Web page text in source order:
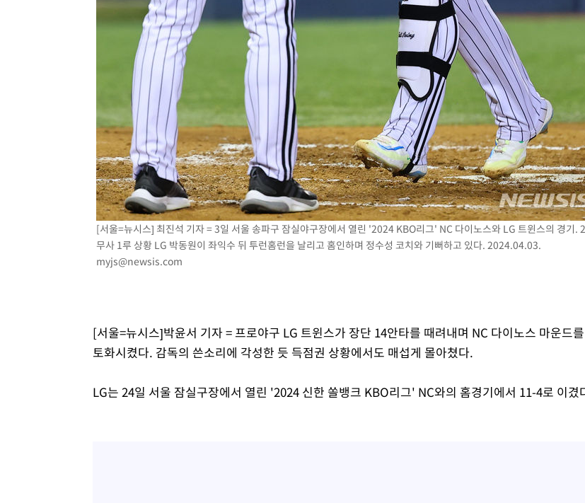
[서울=뉴시스] 최진석 기자 = 3일 서울 송파구 잠실야구장에서 열린 '2024 KBO리그' NC 다이노스와 LG 트윈스의 경기.
무사 1루 상황 LG 박동원이 좌익수 뒤 투런홈런을 날리고 홈인하며 정수성 코치와 기뻐하고 있다. 2024.04.03.
myjs@newsis.com
[서울=뉴시스]박윤서 기자 = 프로야구 LG 트윈스가 장단 14안타를 때려내며 NC 다이노스 마운드
토화시켰다. 감독의 쓴소리에 각성한 듯 득점권 상황에서도 매섭게 몰아쳤다.
LG는 24일 서울 잠실구장에서 열린 '2024 신한 쏠뱅크 KBO리그' NC와의 홈경기에서 11-4로 이겼